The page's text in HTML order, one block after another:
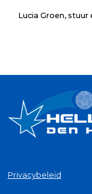
Lucia Groen, stuur
Privacybeleid